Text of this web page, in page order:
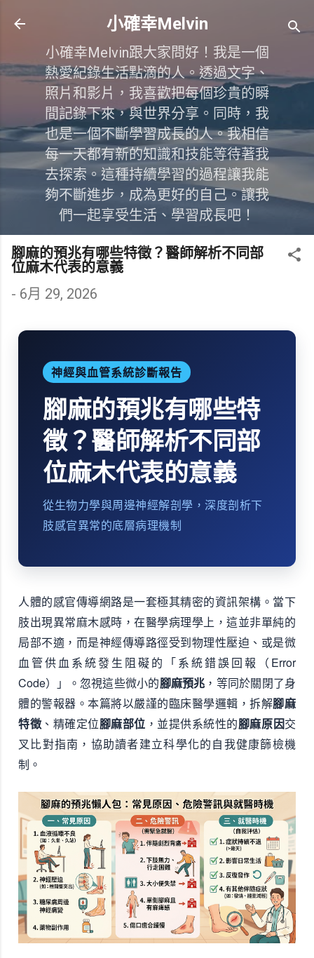
跳到主要內容
小確幸Melvin
小確幸Melvin跟大家問好！我是一個
熱愛紀錄生活點滴的人。透過文字、
照片和影片，我喜歡把每個珍貴的瞬
間記錄下來，與世界分享。同時，我
也是一個不斷學習成長的人。我相信
每一天都有新的知識和技能等待著我
去探索。這種持續學習的過程讓我能
夠不斷進步，成為更好的自己。讓我
們一起享受生活、學習成長吧！
腳麻的預兆有哪些特徵？醫師解析不同部
位麻木代表的意義
- 6月 29, 2026
神經與血管系統診斷報告
腳麻的預兆有哪些特
徵？醫師解析不同部
位麻木代表的意義
從生物力學與周邊神經解剖學，深度剖析下
肢感官異常的底層病理機制
人體的感官傳導網路是一套極其精密的資訊架構。當下
肢出現異常麻木感時，在醫學病理學上，這並非單純的
局部不適，而是神經傳導路徑受到物理性壓迫、或是微
血管供血系統發生阻礙的「系統錯誤回報（Error
Code）」。忽視這些微小的腳麻預兆 ，等同於關閉了身
體的警報器。本篇將以嚴謹的臨床醫學邏輯，拆解腳麻
特徵、精確定位腳麻部位 ，並提供系統性的腳麻原因交
叉比對指南，協助讀者建立科學化的自我健康篩檢機
制。